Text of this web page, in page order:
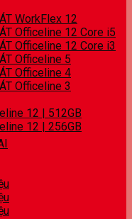
WorkFlex 12
Officeline 12 Core i5
Officeline 12 Core i3
Officeline 5
Officeline 4
Officeline 3
12 | 512GB
12 | 256GB